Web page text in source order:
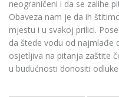
neograničeni i da se zalihe
Obaveza nam je da ih
mjestu i u svakoj prilici.
da štede vodu od najmlađe
osjetljiva na pitanja zaštite
u budućnosti donositi